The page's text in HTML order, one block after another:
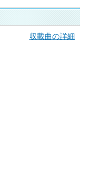
収載曲の詳細